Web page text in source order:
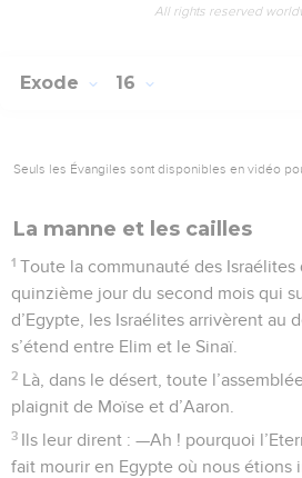
All rights reserved
Exode 16
Seuls les Évangiles sont disponibles en vidéo
La manne et les cailles
1 Toute la communauté des
quinzième jour du second mois qui
d’Egypte, les Israélites arrivèrent au
s’étend entre Elim et le Sinaï.
2 Là, dans le désert, toute
plaignit de Moïse et d’Aaron.
3 Ils leur dirent : —Ah ! pourquoi
fait mourir en Egypte où nous étions